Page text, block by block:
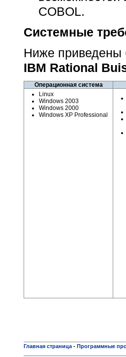
COBOL.
Системные
Ниже приведены
IBM Rational
Операционная система
Linux
Windows 2003
Windows 2000
Windows XP Professional
Главная страница - Программные